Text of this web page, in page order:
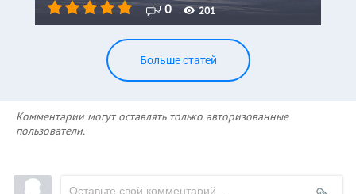
0 201
Больше статей
Комментарии могут оставлять только авторизованные
пользователи.